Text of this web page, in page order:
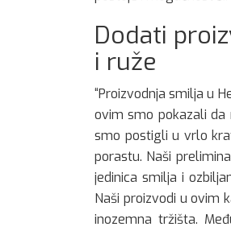
Dodati
i ruže
“Proizvodnja smilja u
ovim smo pokazali da
smo postigli u vrlo
porastu. Naši
jedinica smilja i
Naši proizvodi u ovim
inozemna tržišta.